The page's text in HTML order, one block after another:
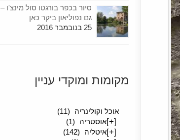
סיור בכפר בורגטו סול מינצ'ו –
גם נפוליאון ביקר כאן
25 בנובמבר 2016
מקומות ומוקדי עניין
אוכל וקולינריה
(11)
[+]אוסטריה (1)
[+]איטליה (142)